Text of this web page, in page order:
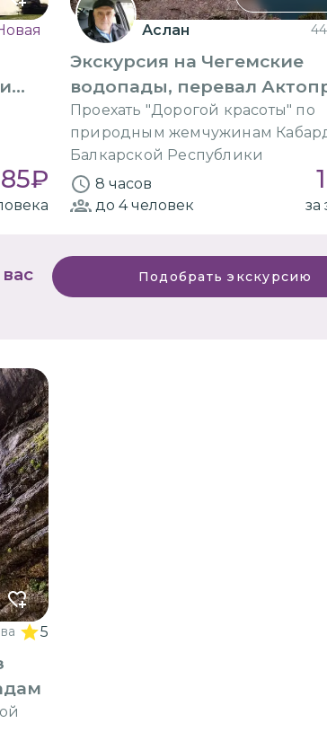
₽
Аслан
Экскурсия на Чегемские
водопады, перевал
озеро Гижгит
Проехать "Дорогой красоты" по
природным жемчужинам
Балкарской Республики
8 часов
до 4человек за
Подобрать экскурсию
5